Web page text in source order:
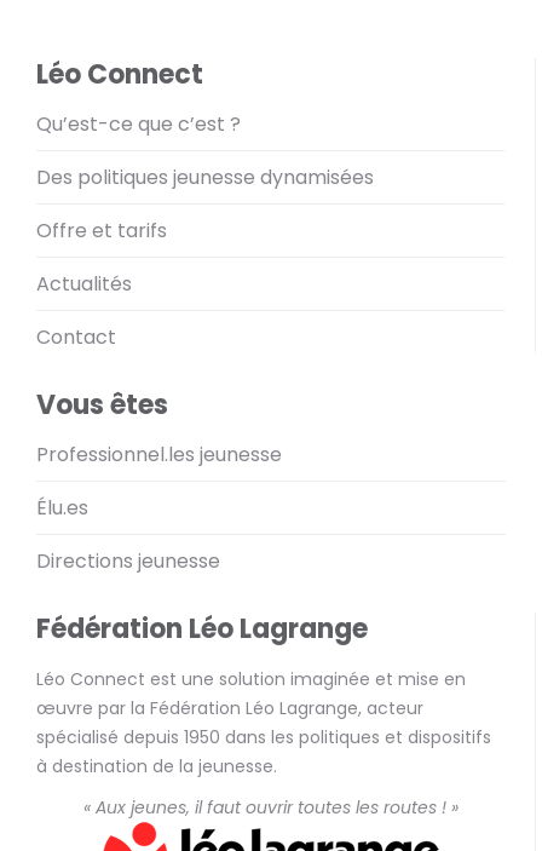
Léo Connect
Qu’est-ce que c’est ?
Des politiques jeunesse dynamisées
Offre et tarifs
Actualités
Contact
Vous êtes
Professionnel.les jeunesse
Élu.es
Directions jeunesse
Fédération Léo Lagrange
Léo Connect est une solution imaginée et mise en
œuvre par la Fédération Léo Lagrange, acteur
spécialisé depuis 1950 dans les politiques et dispositifs
à destination de la jeunesse.
« Aux jeunes, il faut ouvrir toutes les routes ! »